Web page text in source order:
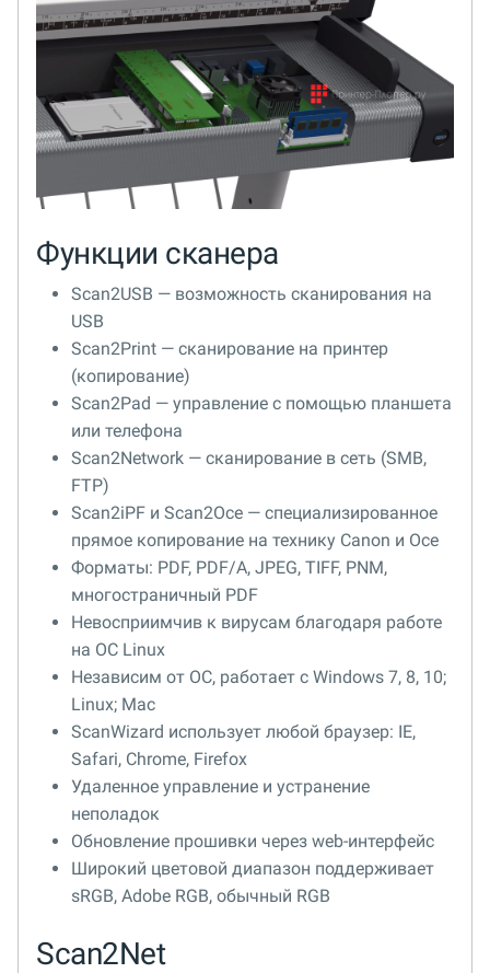
Функции сканера
Scan2USB — возможность сканирования на
USB
Scan2Print — сканирование на принтер
(копирование)
Scan2Pad — управление с помощью планшета
или телефона
Scan2Network — сканирование в сеть (SMB,
FTP)
Scan2iPF и Scan2Oce — специализированное
прямое копирование на технику Canon и Oce
Форматы: PDF, PDF/A, JPEG, TIFF, PNM,
многостраничный PDF
Невосприимчив к вирусам благодаря работе
на ОС Linux
Независим от ОС, работает с Windows 7, 8, 10;
Linux; Mac
ScanWizard использует любой браузер: IE,
Safari, Chrome, Firefox
Удаленное управление и устранение
неполадок
Обновление прошивки через web-интерфейс
Широкий цветовой диапазон поддерживает
sRGB, Adobe RGB, обычный RGB
Scan2Net